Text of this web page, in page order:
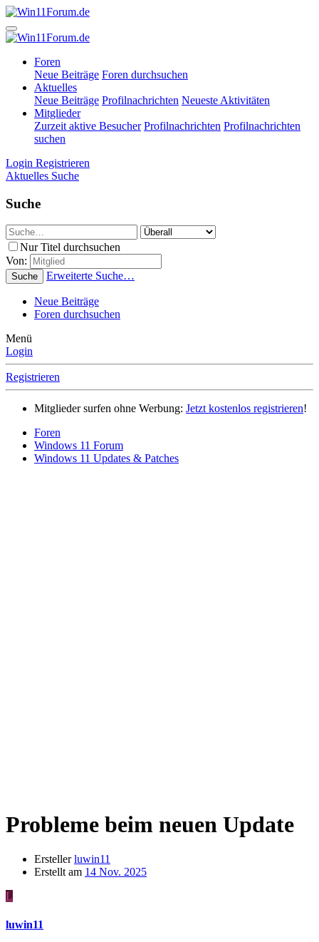
Foren
Neue Beiträge Foren durchsuchen
Aktuelles
Neue Beiträge Profilnachrichten Neueste Aktivitäten
Mitglieder
Zurzeit aktive Besucher Profilnachrichten Profilnachrichten
suchen
Login Registrieren
Aktuelles Suche
Suche
Nur Titel durchsuchen
Von:
Suche Erweiterte Suche…
Neue Beiträge
Foren durchsuchen
Menü
Login
Registrieren
Mitglieder surfen ohne Werbung: Jetzt kostenlos registrieren!
Foren
Windows 11 Forum
Windows 11 Updates & Patches
Probleme beim neuen Update
Ersteller luwin11
Erstellt am 14 Nov. 2025
L
luwin11